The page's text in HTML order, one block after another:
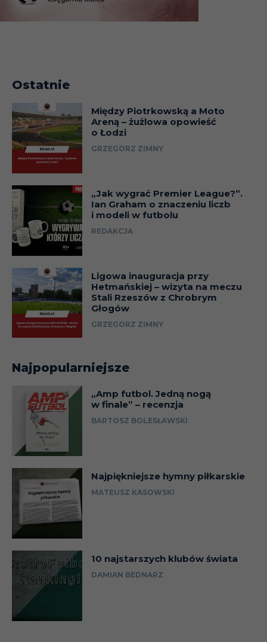
Ostatnie
Między Piotrkowską a Moto
Areną – żużlowa opowieść
o Łodzi
GRZEGORZ ZIMNY
„Jak wygrać Premier League?”.
Ian Graham o znaczeniu liczb
i modeli w futbolu
REDAKCJA
Ligowa inauguracja przy
Hetmańskiej – wizyta na meczu
Stali Rzeszów z Chrobrym
Głogów
GRZEGORZ ZIMNY
Najpopularniejsze
„Amp futbol. Jedną nogą
w finale” – recenzja
BARTOSZ BOLESŁAWSKI
Najpiękniejsze hymny piłkarskie
MATEUSZ KASOWSKI
10 najstarszych klubów świata
DAMIAN BEDNARZ